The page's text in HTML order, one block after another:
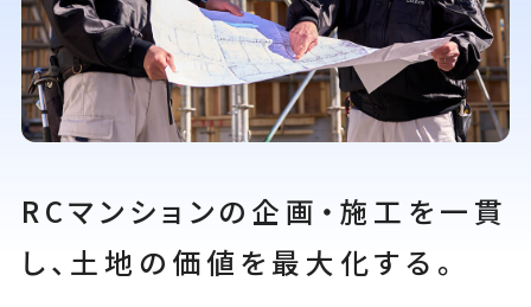
RCマンションの企画・施工を一貫
し、 土地の価値を最大化する。